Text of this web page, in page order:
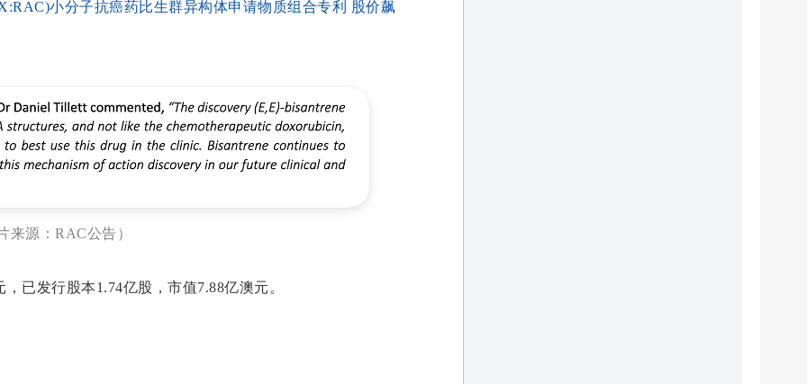
小分子抗癌药比生群异构体申请物质组合专利 股价飙
来源：RAC公告）
已发行股本1.74亿股，市值7.88亿澳元。